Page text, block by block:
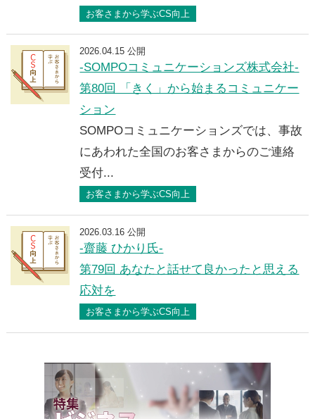
お客さまから学ぶCS向上
2026.04.15 公開
-SOMPOコミュニケーションズ株式会社-
第80回 「きく」から始まるコミュニケー
ション
SOMPOコミュニケーションズでは、事故
にあわれた全国のお客さまからのご連絡
受付...
お客さまから学ぶCS向上
2026.03.16 公開
-齋藤 ひかり氏-
第79回 あなたと話せて良かったと思える
応対を
お客さまから学ぶCS向上